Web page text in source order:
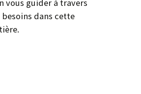
vous guider à travers
besoins dans cette